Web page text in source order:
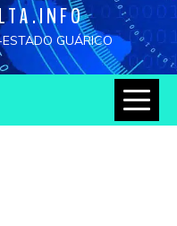
GUÁRICO